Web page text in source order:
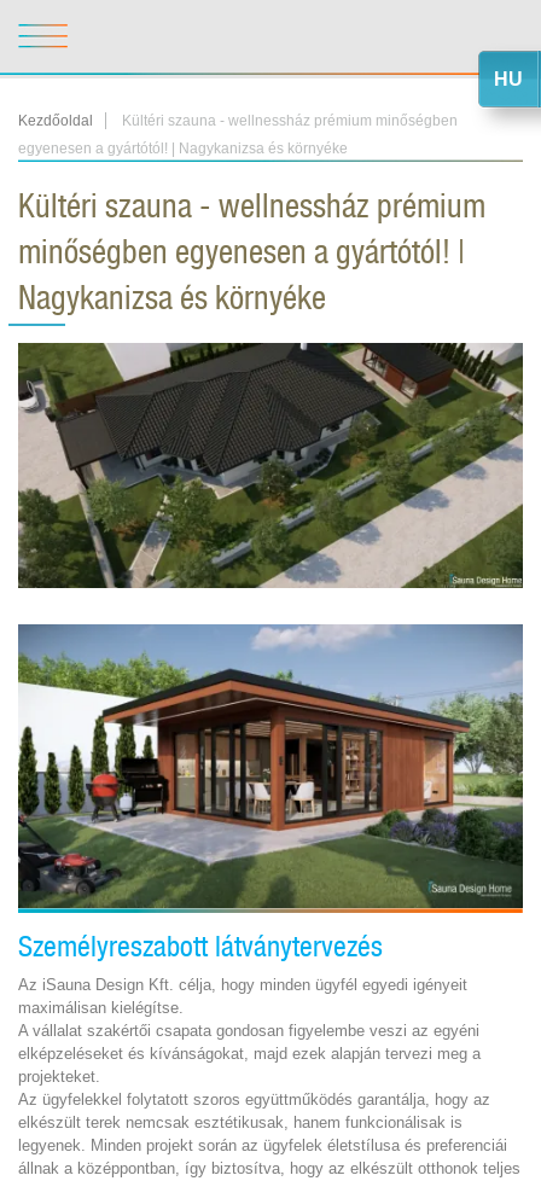
Kezdőoldal
Kültéri szauna - wellnessház prémium minőségben
egyenesen a gyártótól! | Nagykanizsa és környéke
Kültéri szauna - wellnessház prémium
minőségben egyenesen a gyártótól! |
Nagykanizsa és környéke
Személyreszabott látványtervezés
Az iSauna Design Kft. célja, hogy minden ügyfél egyedi igényeit
maximálisan kielégítse.
A vállalat szakértői csapata gondosan figyelembe veszi az egyéni
elképzeléseket és kívánságokat, majd ezek alapján tervezi meg a
projekteket.
Az ügyfelekkel folytatott szoros együttműködés garantálja, hogy az
elkészült terek nemcsak esztétikusak, hanem funkcionálisak is
legyenek. Minden projekt során az ügyfelek életstílusa és preferenciái
állnak a középpontban, így biztosítva, hogy az elkészült otthonok teljes
HU